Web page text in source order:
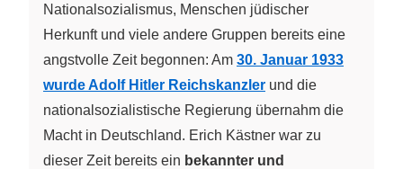
Nationalsozialismus, Menschen jüdischer
Herkunft und viele andere Gruppen bereits eine
angstvolle Zeit begonnen: Am 30. Januar 1933
wurde Adolf Hitler Reichskanzler und die
nationalsozialistische Regierung übernahm die
Macht in Deutschland. Erich Kästner war zu
dieser Zeit bereits ein bekannter und